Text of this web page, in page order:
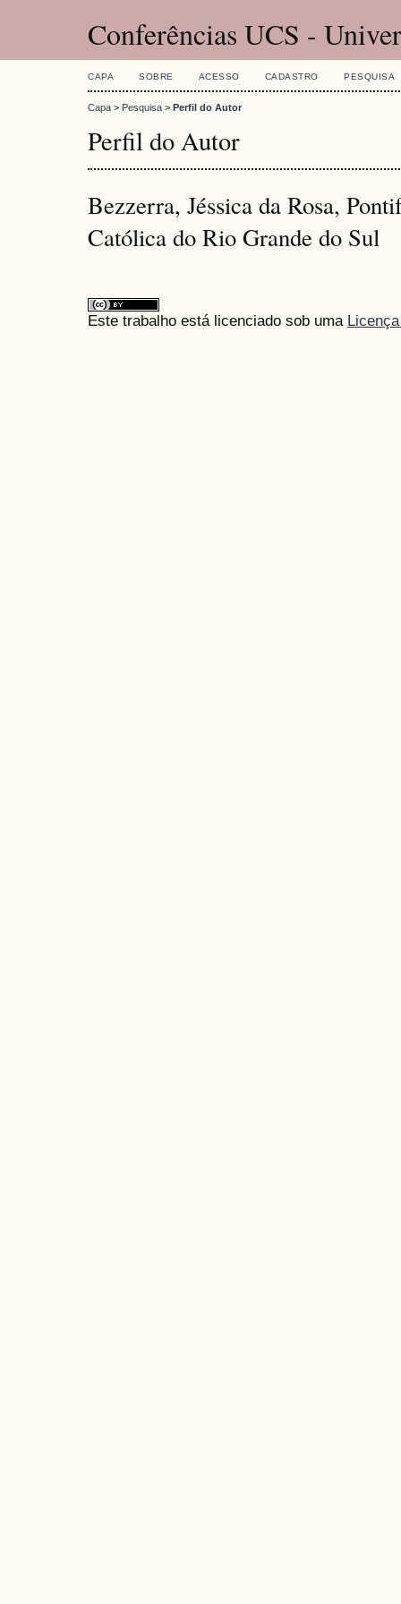
Conferências UCS -
CAPA SOBRE ACESSO CADASTRO PESQUISA
Capa > Pesquisa > Perfil do Autor
Perfil do Autor
Bezzerra, Jéssica da Rosa,
Católica do Rio Grande do Sul
Este trabalho está licenciado sob uma